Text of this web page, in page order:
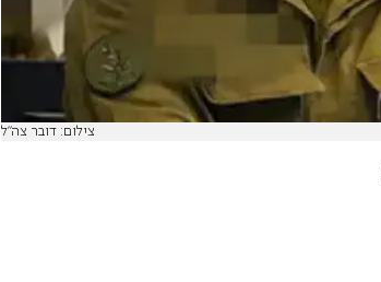
צילום: דובר צה"ל